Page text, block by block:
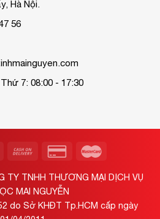
Hà Nội.
56
7: 08:00 - 17:30
TY TNHH THƯƠNG MẠI DỊCH VỤ
MAI NGUYỄN
do Sở KHĐT Tp.HCM cấp ngày